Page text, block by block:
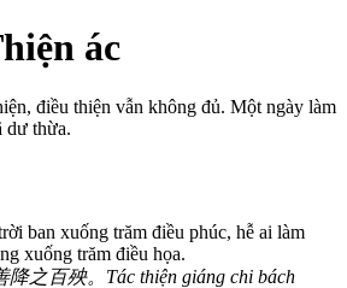
ác
điều thiện vẫn không đủ. Một ngày làm
dư thừa.
ban xuống trăm điều phúc, hễ ai làm
xuống trăm điều họa.
之百殃。Tác thiện giáng chi bách